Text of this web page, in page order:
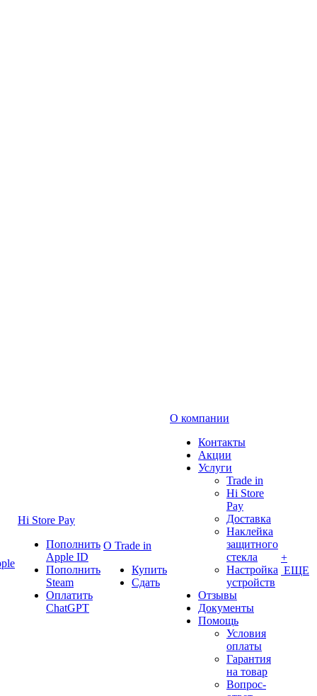
Hi Store Pay
Пополнить
Apple ID
Пополнить
Steam
Оплатить
ChatGPT
О Trade in
Купить
Сдать
О компании
Контакты
Акции
Услуги
Trade in
Hi Store
Pay
Доставка
Наклейка
защитного
стекла
Настройка
устройств
Отзывы
Документы
Помощь
Условия
оплаты
Гарантия
на товар
Вопрос-
+
ЕЩЕ